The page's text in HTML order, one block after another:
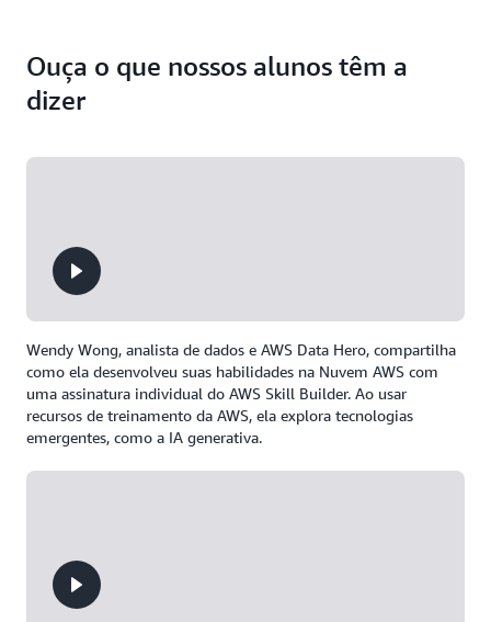
Ouça o que nossos alunos têm a
dizer
Wendy Wong, analista de dados e AWS Data Hero, compartilha
como ela desenvolveu suas habilidades na Nuvem AWS com
uma assinatura individual do AWS Skill Builder. Ao usar
recursos de treinamento da AWS, ela explora tecnologias
emergentes, como a IA generativa.